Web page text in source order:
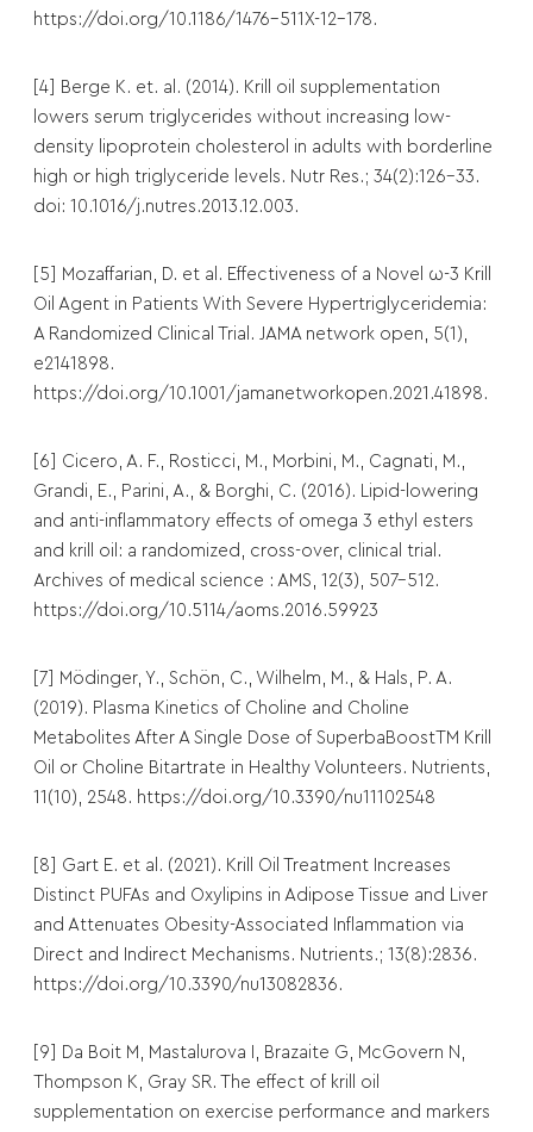
https://doi.org/10.1186/1476-511X-12-178.
[4] Berge K. et. al. (2014). Krill oil supplementation
lowers serum triglycerides without increasing low-
density lipoprotein cholesterol in adults with borderline
high or high triglyceride levels. Nutr Res.; 34(2):126-33.
doi: 10.1016/j.nutres.2013.12.003.
[5] Mozaffarian, D. et al. Effectiveness of a Novel ω-3 Krill
Oil Agent in Patients With Severe Hypertriglyceridemia:
A Randomized Clinical Trial. JAMA network open, 5(1),
e2141898.
https://doi.org/10.1001/jamanetworkopen.2021.41898.
[6] Cicero, A. F., Rosticci, M., Morbini, M., Cagnati, M.,
Grandi, E., Parini, A., & Borghi, C. (2016). Lipid-lowering
and anti-inflammatory effects of omega 3 ethyl esters
and krill oil: a randomized, cross-over, clinical trial.
Archives of medical science : AMS, 12(3), 507–512.
https://doi.org/10.5114/aoms.2016.59923
[7] Mödinger, Y., Schön, C., Wilhelm, M., & Hals, P. A.
(2019). Plasma Kinetics of Choline and Choline
Metabolites After A Single Dose of SuperbaBoostTM Krill
Oil or Choline Bitartrate in Healthy Volunteers. Nutrients,
11(10), 2548. https://doi.org/10.3390/nu11102548
[8] Gart E. et al. (2021). Krill Oil Treatment Increases
Distinct PUFAs and Oxylipins in Adipose Tissue and Liver
and Attenuates Obesity-Associated Inflammation via
Direct and Indirect Mechanisms. Nutrients.; 13(8):2836.
https://doi.org/10.3390/nu13082836.
[9] Da Boit M, Mastalurova I, Brazaite G, McGovern N,
Thompson K, Gray SR. The effect of krill oil
supplementation on exercise performance and markers